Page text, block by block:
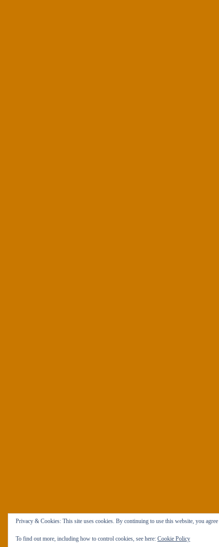
Privacy & Cookies: This site uses cookies. By continuing to use this website, you
To find out more, including how to control cookies, see here: Cookie Policy